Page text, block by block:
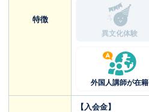
特徴
異文化体験
外国人講師が在籍
【入会金】